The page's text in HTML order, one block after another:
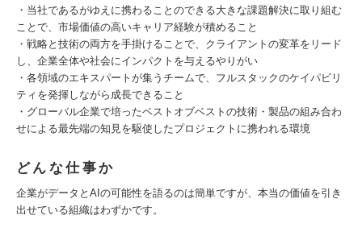
・当社であるがゆえに携わることのできる大きな課題解決に取り組む
ことで、市場価値の高いキャリア経験が積めること
・戦略と技術の両方を手掛けることで、クライアントの変革をリード
し、企業全体や社会にインパクトを与えるやりがい
・各領域のエキスパートが集うチームで、フルスタックのケイパビリ
ティを発揮しながら成長できること
・グローバル企業で培ったベストオブベストの技術・製品の組み合わ
せによる最先端の知見を駆使したプロジェクトに携われる環境
どんな仕事か
企業がデータとAIの可能性を語るのは簡単ですが、本当の価値を引き
出せている組織はわずかです。